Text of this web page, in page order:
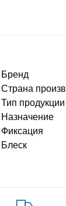
Бренд
Страна
Тип продукции
Назначение
Фиксация
Блеск